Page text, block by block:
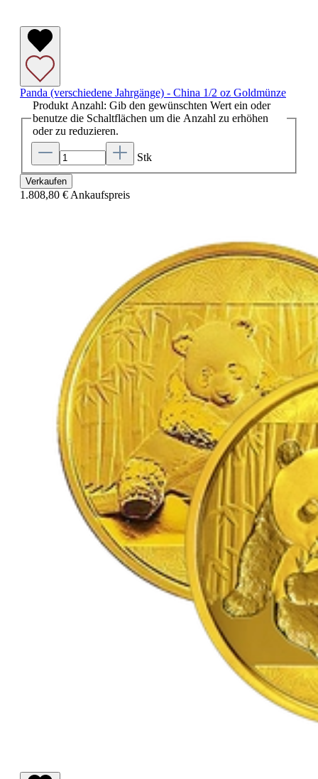
Panda (verschiedene Jahrgänge) - China 1/2 oz Goldmünze
Produkt Anzahl: Gib den gewünschten Wert ein oder
benutze die Schaltflächen um die Anzahl zu erhöhen
oder zu reduzieren.
Stk
Verkaufen
1.808,80 € Ankaufspreis